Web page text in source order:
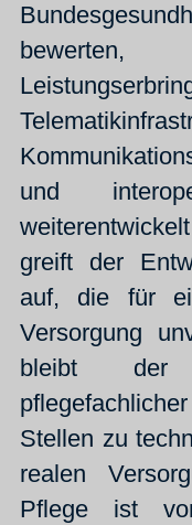
bewerten,
und
greift der
auf, die für
Versorgung
bleibt der
Stellen zu
realen
Pflege ist